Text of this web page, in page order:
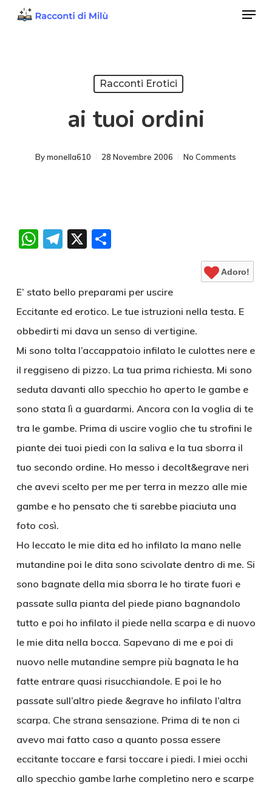
Menu
Racconti Erotici
ai tuoi ordini
By monella610 28 Novembre 2006 No Comments
WhatsApp
Telegram
X Condividi
Adoro!
E’ stato bello preparami per uscire
Eccitante ed erotico. Le tue istruzioni nella testa. E
obbedirti mi dava un senso di vertigine.
Mi sono tolta l’accappatoio infilato le culottes nere e
il reggiseno di pizzo. La tua prima richiesta. Mi sono
seduta davanti allo specchio ho aperto le gambe e
sono stata lì a guardarmi. Ancora con la voglia di te
tra le gambe. Prima di uscire voglio che tu strofini le
piante dei tuoi piedi con la saliva e la tua sborra il
tuo secondo ordine. Ho messo i decolt&egrave neri
che avevi scelto per me per terra in mezzo alle mie
gambe e ho pensato che ti sarebbe piaciuta una
foto così.
Ho leccato le mie dita ed ho infilato la mano nelle
mutandine poi le dita sono scivolate dentro di me. Si
sono bagnate della mia sborra le ho tirate fuori e
passate sulla pianta del piede piano bagnandolo
tutto e poi ho infilato il piede nella scarpa e di nuovo
le mie dita nella bocca. Sapevano di me e poi di
nuovo nelle mutandine sempre più bagnata le ha
fatte entrare quasi risucchiandole. E poi le ho
passate sull’altro piede &egrave ho infilato l’altra
scarpa. Che strana sensazione. Prima di te non ci
avevo mai fatto caso a quanto possa essere
eccitante toccare e farsi toccare i piedi. I miei occhi
allo specchio gambe larhe completino nero e scarpe